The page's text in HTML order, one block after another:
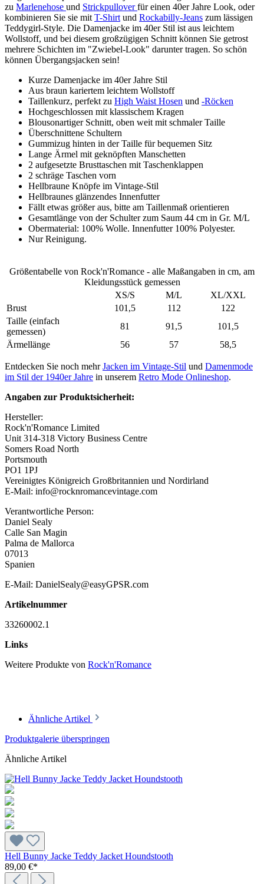
zu Marlenehose und Strickpulloverfür einen 40er Jahre Look, oder
kombinieren Sie sie mit T-Shirt und Rockabilly-Jeans zum lässigen
Teddygirl-Style. Die Damenjacke im 40er Stil ist aus leichtem
Wollstoff, und bei diesem großzügigen Schnitt können Sie getrost
mehrere Schichten im "Zwiebel-Look" darunter tragen. So schön
können Übergangsjacken sein!
Kurze Damenjacke im 40er Jahre Stil
Aus braun kariertem leichtem Wollstoff
Taillenkurz, perfekt zu High Waist Hosen und -Röcken
Hochgeschlossen mit klassischem Kragen
Blousonartiger Schnitt, oben weit mit schmaler Taille
Überschnittene Schultern
Gummizug hinten in der Taille für bequemen Sitz
Lange Ärmel mit geknöpften Manschetten
2 aufgesetzte Brusttaschen mit Taschenklappen
2 schräge Taschen vorn
Hellbraune Knöpfe im Vintage-Stil
Hellbraunes glänzendes Innenfutter
Fällt etwas größer aus, bitte am Taillenmaß orientieren
Gesamtlänge von der Schulter zum Saum 44 cm in Gr. M/L
Obermaterial: 100% Wolle. Innenfutter 100% Polyester.
Nur Reinigung.
Größentabelle von Rock'n'Romance - alle Maßangaben in cm, am
Kleidungsstück gemessen
XS/S
M/L
XL/XXL
Brust
101,5 112
122
Taille (einfach
gemessen)
81 91,5
101,5
Ärmellänge
56 57 58,5
Entdecken Sie noch mehrJacken im Vintage-Stil und Damenmode
im Stil der 1940er Jahre in unserem Retro Mode Onlineshop.
Angaben zur Produktsicherheit:
Hersteller:
Rock'n'Romance Limited
Unit 314-318 Victory Business Centre
Somers Road North
Portsmouth
PO1 1PJ
Vereinigtes Königreich Großbritannien und Nordirland
E-Mail: info@rocknromancevintage.com
Verantwortliche Person:
Daniel Sealy
Calle San Magin
Palma de Mallorca
07013
Spanien
E-Mail: DanielSealy@easyGPSR.com
Artikelnummer
33260002.1
Links
Weitere Produkte von Rock'n'Romance
Ähnliche Artikel
Produktgalerie überspringen
Ähnliche Artikel
Hell Bunny Jacke Teddy Jacket Houndstooth
89,00 €*